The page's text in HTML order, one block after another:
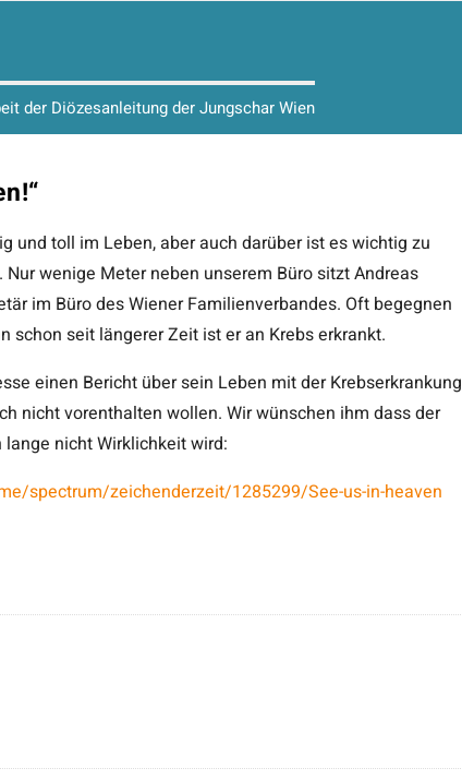
der Diözesanleitung der Jungschar Wien
und toll im Leben, aber auch darüber ist es wichtig zu
wenige Meter neben unserem Büro sitzt Andreas
im Büro des Wiener Familienverbandes. Oft begegnen
schon seit längerer Zeit ist er an Krebs erkrankt.
einen Bericht über sein Leben mit der Krebserkrankung
nicht vorenthalten wollen. Wir wünschen ihm dass der
nicht Wirklichkeit wird:
spectrum/zeichenderzeit/1285299/See-us-in-heaven